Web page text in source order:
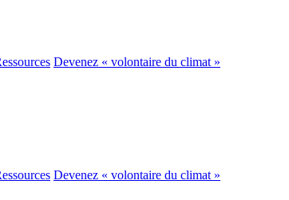
Devenez « volontaire du climat »
Devenez « volontaire du climat »